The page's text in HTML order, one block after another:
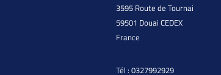
3595 Route de Tournai
59501 Douai CEDEX
France
Tél :0327992929